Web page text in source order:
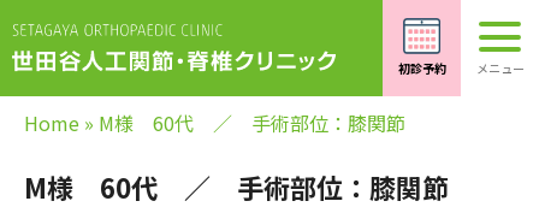
Home » M様 60代 ／ 手術部位：膝関節
M様 60代 ／ 手術部位：膝関節